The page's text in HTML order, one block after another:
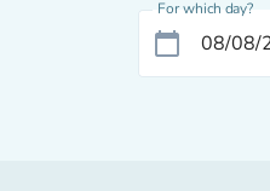
For which day?
calendar_today